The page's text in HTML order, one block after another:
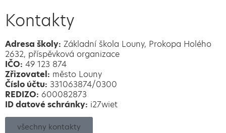
Kontakty
Adresa školy: Základní škola Louny, Prokopa Holého
2632, příspěvková organizace
IČO: 49 123 874
Zřizovatel: město Louny
Číslo účtu: 331063874/0300
REDIZO: 600082873
ID datové schránky: i27wiet
všechny kontakty